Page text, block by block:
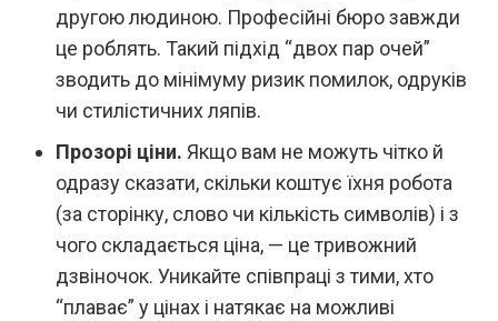
другою людиною. Професійні бюро завжди
це роблять. Такий підхід “двох пар очей”
зводить до мінімуму ризик помилок, одруків
чи стилістичних ляпів.
Прозорі ціни. Якщо вам не можуть чітко й
одразу сказати, скільки коштує їхня робота
(за сторінку, слово чи кількість символів) і з
чого складається ціна, — це тривожний
дзвіночок. Уникайте співпраці з тими, хто
“плаває” у цінах і натякає на можливі